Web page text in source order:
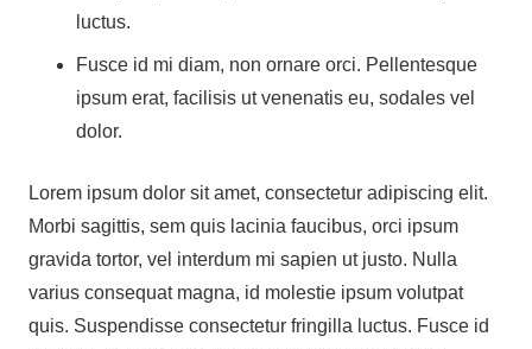
luctus.
Fusce id mi diam, non ornare orci. Pellentesque
ipsum erat, facilisis ut venenatis eu, sodales vel
dolor.
Lorem ipsum dolor sit amet, consectetur adipiscing elit.
Morbi sagittis, sem quis lacinia faucibus, orci ipsum
gravida tortor, vel interdum mi sapien ut justo. Nulla
varius consequat magna, id molestie ipsum volutpat
quis. Suspendisse consectetur fringilla luctus. Fusce id